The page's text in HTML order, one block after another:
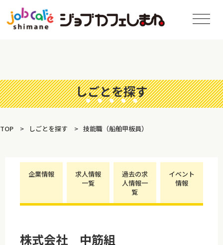
しごとを探す
TOP しごとを探す 技能職（船舶甲板員）
企業情報
求人情報
一覧
過去の求
人情報一
覧
イベント
情報
株式会社 中筋組